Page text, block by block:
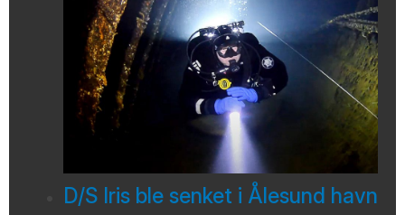
D/S Iris ble senket i Ålesund havn